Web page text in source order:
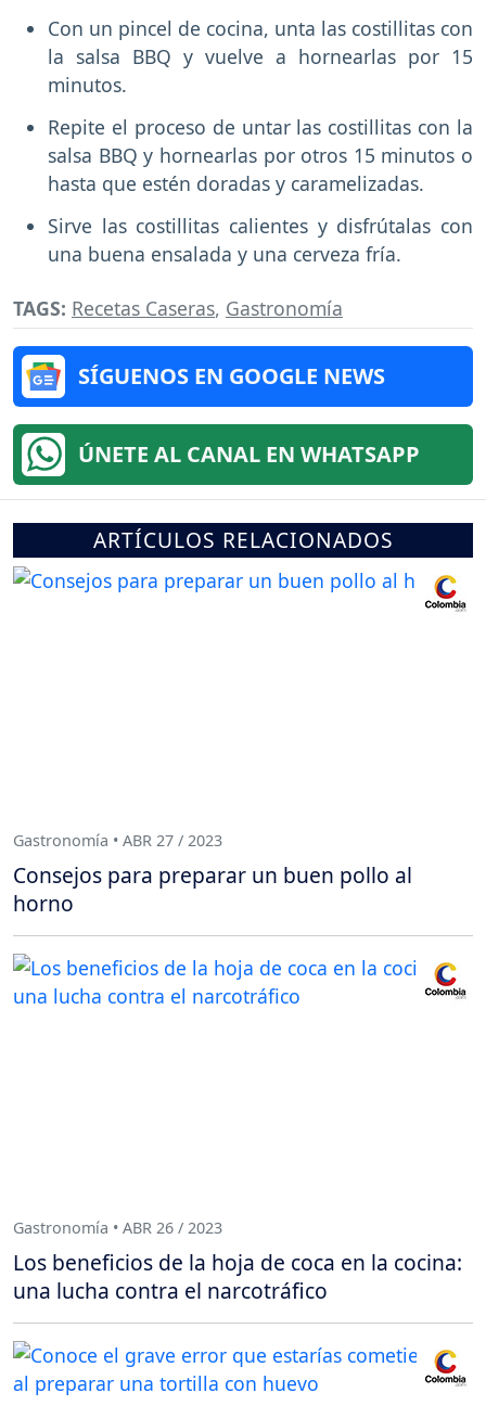
Con un pincel de cocina, unta las costillitas con
la salsa BBQ y vuelve a hornearlas por 15
minutos.
Repite el proceso de untar las costillitas con la
salsa BBQ y hornearlas por otros 15 minutos o
hasta que estén doradas y caramelizadas.
Sirve las costillitas calientes y disfrútalas con
una buena ensalada y una cerveza fría.
TAGS: Recetas Caseras, Gastronomía
SÍGUENOS EN GOOGLE NEWS
ÚNETE AL CANAL EN WHATSAPP
ARTÍCULOS RELACIONADOS
Gastronomía • ABR 27 / 2023
Consejos para preparar un buen pollo al
horno
Gastronomía • ABR 26 / 2023
Los beneficios de la hoja de coca en la cocina:
una lucha contra el narcotráfico